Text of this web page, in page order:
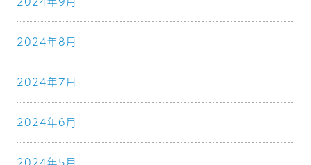
2024年8月
2024年7月
2024年6月
2024年5月